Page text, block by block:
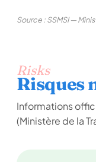
Source : SSMSI —
Risks
Risques
Informations
(Ministère de la